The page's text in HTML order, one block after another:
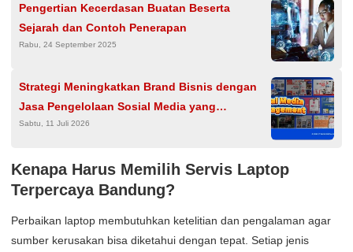
Pengertian Kecerdasan Buatan Beserta
Sejarah dan Contoh Penerapan
Rabu, 24 September 2025
Strategi Meningkatkan Brand Bisnis dengan
Jasa Pengelolaan Sosial Media yang
Profesional
Sabtu, 11 Juli 2026
Kenapa Harus Memilih Servis Laptop
Terpercaya Bandung?
Perbaikan laptop membutuhkan ketelitian dan pengalaman agar
sumber kerusakan bisa diketahui dengan tepat. Setiap jenis